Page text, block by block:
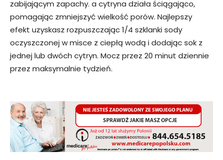
zabijającym zapachy. a cytryna działa ściągająco,
pomagając zmniejszyć wielkość porów. Najlepszy
efekt uzyskasz rozpuszczając 1/4 szklanki sody
oczyszczonej w misce z ciepłą wodą i dodając sok z
jednej lub dwóch cytryn. Mocz przez 20 minut dziennie
przez maksymalnie tydzień.